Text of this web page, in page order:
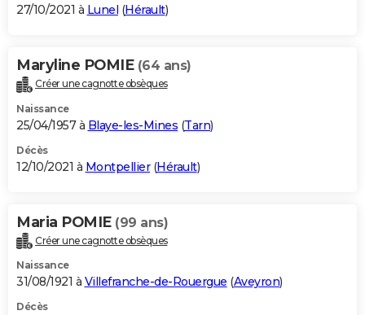
27/10/2021 à Lunel (Hérault)
Maryline POMIE (64 ans)
Créer une cagnotte obsèques
Naissance
25/04/1957 à Blaye-les-Mines (Tarn)
Décès
12/10/2021 à Montpellier(Hérault)
Maria POMIE (99 ans)
Créer une cagnotte obsèques
Naissance
31/08/1921 à Villefranche-de-Rouergue (Aveyron)
Décès